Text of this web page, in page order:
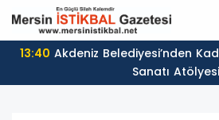
13:40
Sanatı